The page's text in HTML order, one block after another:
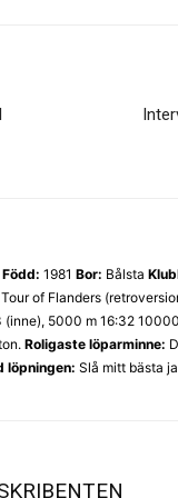
Född: 1981 Bor: Bålsta
of Flanders
5000 m 16:32
Roligaste löparminne:
löpningen: Slå mitt bästa